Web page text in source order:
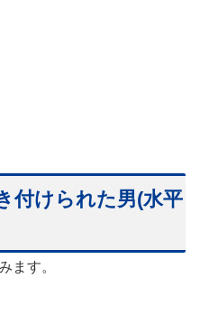
付けられた男(水平
ます。